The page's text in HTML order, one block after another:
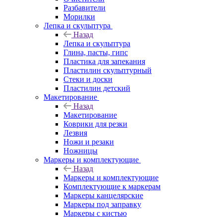
Разбавители
Морилки
Лепка и скульптура
Назад
Лепка и скульптура
Глина, пасты, гипс
Пластика для запекания
Пластилин скульптурный
Стеки и доски
Пластилин детский
Макетирование
Назад
Макетирование
Коврики для резки
Лезвия
Ножи и резаки
Ножницы
Маркеры и комплектующие
Назад
Маркеры и комплектующие
Комплектующие к маркерам
Маркеры канцелярские
Маркеры под заправку
Маркеры с кистью